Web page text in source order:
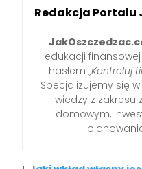
Redakcja Portalu
edukacji
hasłem „Kontroluj
Specjalizujemy się
wiedzy z
domowym,